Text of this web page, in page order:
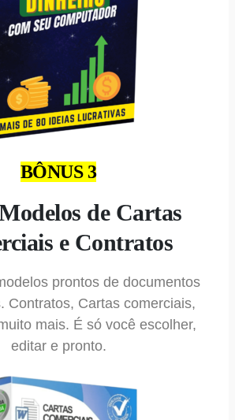
BÔNUS 3
de Cartas
e Contratos
prontos de documentos
Contratos, Cartas comerciais,
mais. É só você escolher,
editar e pronto.